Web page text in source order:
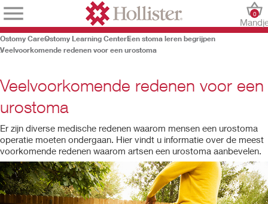
0
Ostomy CareOstomy Learning CenterEen stoma leren begrijpen
Veelvoorkomende redenen voor een urostoma
Veelvoorkomende redenen voor een
urostoma
Er zijn diverse medische redenen waarom mensen een urostoma
operatie moeten ondergaan. Hier vindt u informatie over de meest
voorkomende redenen waarom artsen een urostoma aanbevelen.